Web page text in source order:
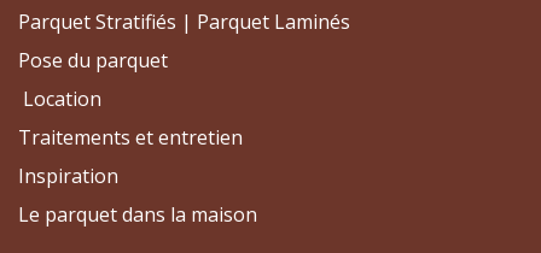
Parquet Stratifiés | Parquet Laminés
Pose du parquet
Location
Traitements et entretien
Inspiration
Le parquet dans la maison